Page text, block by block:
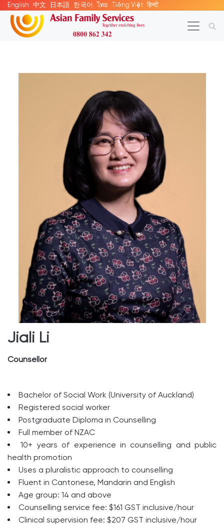
English 中文 日本語 한국어 ไทย Tiếng Việt हिन्दी
Jiali Li
Counsellor
Bachelor of Social Work (University of Auckland)
Registered social worker
Postgraduate Diploma in Counselling
Full member of NZAC
10+ years of experience in counselling and public
health promotion
Uses a pluralistic approach to counselling
Fluent in Cantonese, Mandarin and English
Age group: 14 and above
Counselling service fee: $161 GST inclusive/hour
Clinical supervision fee: $207 GST inclusive/hour